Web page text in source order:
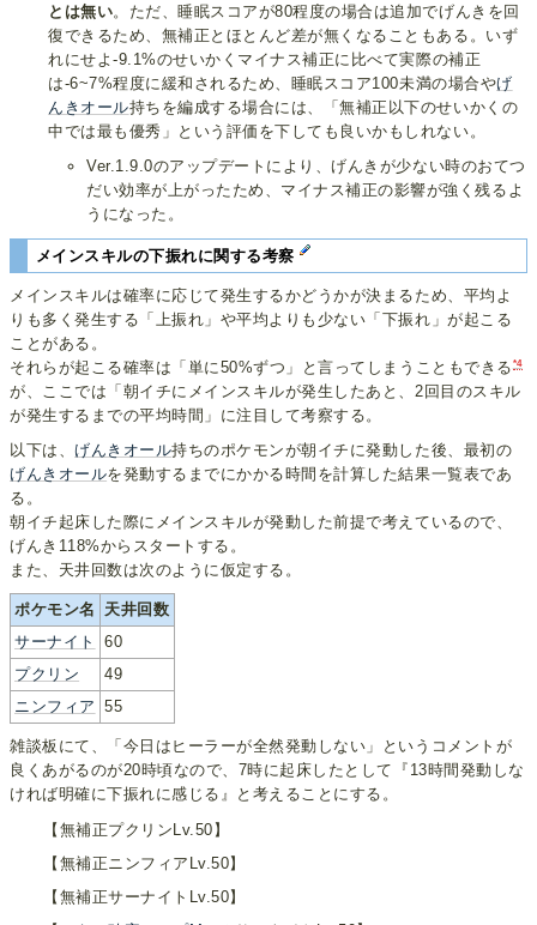
とは無い。ただ、睡眠スコアが80程度の場合は追加でげんきを回
復できるため、無補正とほとんど差が無くなることもある。いず
れにせよ-9.1%のせいかくマイナス補正に比べて実際の補正
は-6~7%程度に緩和されるため、睡眠スコア100未満の場合やげ
んきオール持ちを編成する場合には、「無補正以下のせいかくの
中では最も優秀」という評価を下しても良いかもしれない。
Ver.1.9.0のアップデートにより、げんきが少ない時のおてつ
だい効率が上がったため、マイナス補正の影響が強く残るよ
うになった。
メインスキルの下振れに関する考察
メインスキルは確率に応じて発生するかどうかが決まるため、平均よ
りも多く発生する「上振れ」や平均よりも少ない「下振れ」が起こる
ことがある。
それらが起こる確率は「単に50%ずつ」と言ってしまうこともできる *4
が、ここでは「朝イチにメインスキルが発生したあと、2回目のスキル
が発生するまでの平均時間」に注目して考察する。
以下は、げんきオール持ちのポケモンが朝イチに発動した後、最初の
げんきオールを発動するまでにかかる時間を計算した結果一覧表であ
る。
朝イチ起床した際にメインスキルが発動した前提で考えているので、
げんき118%からスタートする。
また、天井回数は次のように仮定する。
ポケモン名
天井回数
サーナイト
60
プクリン
49
ニンフィア 55
雑談板にて、「今日はヒーラーが全然発動しない」というコメントが
良くあがるのが20時頃なので、7時に起床したとして『13時間発動しな
ければ明確に下振れに感じる』と考えることにする。
【無補正プクリンLv.50】
【無補正ニンフィアLv.50】
【無補正サーナイトLv.50】